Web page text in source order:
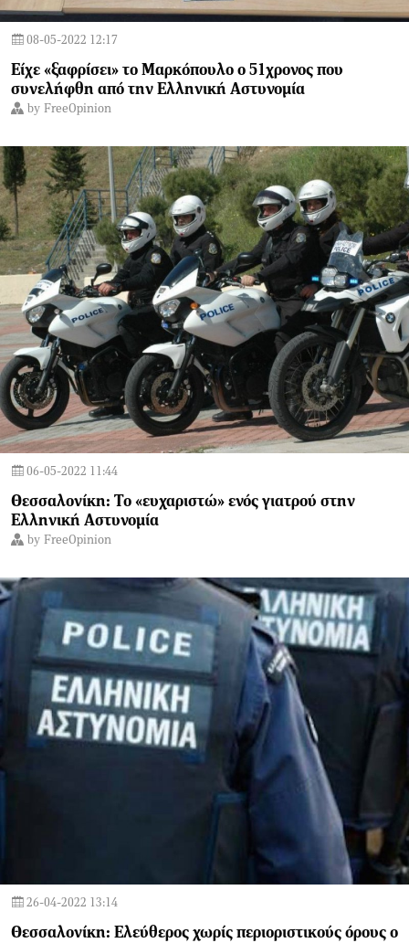
08-05-2022 12:17
Είχε «ξαφρίσει» το Μαρκόπουλο ο 51χρονος που
συνελήφθη από την Ελληνική Αστυνομία
by FreeOpinion
06-05-2022 11:44
Θεσσαλονίκη: Το «ευχαριστώ» ενός γιατρού στην
Ελληνική Αστυνομία
by FreeOpinion
26-04-2022 13:14
Θεσσαλονίκη: Ελεύθερος χωρίς περιοριστικούς όρους ο